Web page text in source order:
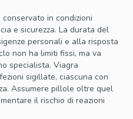
in condizioni
e sicurezza. La durata del
personali e alla risposta
non ha limiti fissi, ma va
specialista. Viagra
sigillate, ciascuna con
Assumere pillole oltre quel
il rischio di reazioni